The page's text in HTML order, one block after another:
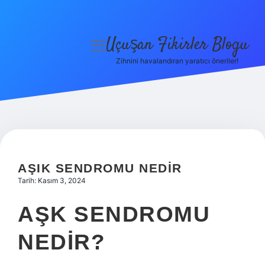
Hakkımızda
menüyü
Uçuşan Fikirler Blogu
Zihnini havalandıran yaratıcı öneriler!
AŞIK SENDROMU NEDIR
Tarih: Kasım 3, 2024
AŞK SENDROMU
NEDIR?